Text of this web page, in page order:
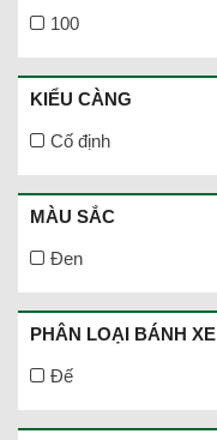
100
KIỂU CÀNG
Cố định
MÀU SẮC
Đen
PHÂN LOẠI BÁNH XE
Đế